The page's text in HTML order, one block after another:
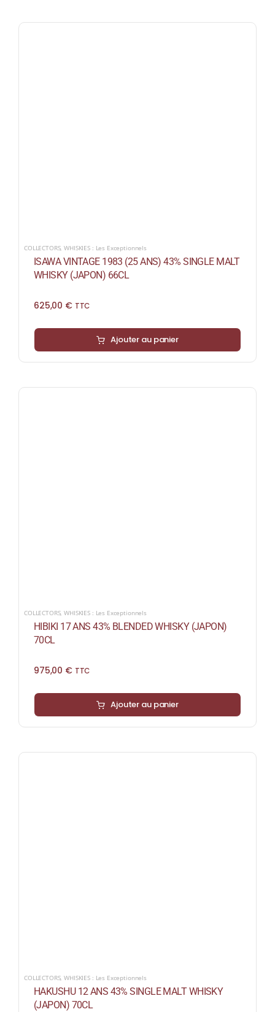
COLLECTORS,WHISKIES : Les Exceptionnels
ISAWA VINTAGE 1983 (25 ANS) 43% SINGLE MALT
WHISKY (JAPON) 66CL
625,00 € TTC
Ajouter au panier
COLLECTORS,WHISKIES : Les Exceptionnels
HIBIKI 17 ANS 43% BLENDED WHISKY (JAPON)
70CL
975,00 € TTC
Ajouter au panier
COLLECTORS,WHISKIES : Les Exceptionnels
HAKUSHU 12 ANS 43% SINGLE MALT WHISKY
(JAPON) 70CL